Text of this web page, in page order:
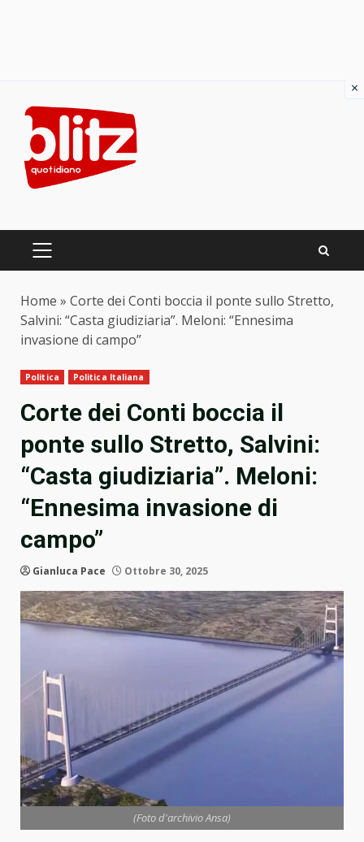
content
PRIMARY
Home » Corte dei Conti boccia il ponte sullo Stretto,
Salvini: “Casta giudiziaria”. Meloni: “Ennesima
invasione di campo”
Politica Politica Italiana
Corte dei Conti boccia il
ponte sullo Stretto, Salvini:
“Casta giudiziaria”. Meloni:
“Ennesima invasione di
campo”
Gianluca Pace Ottobre 30, 2025
(Foto d'archivio Ansa)
×